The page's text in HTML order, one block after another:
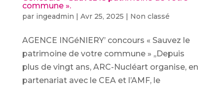
commune ».
par ingeadmin | Avr 25, 2025 | Non classé
AGENCE INGéNIERY’ concours « Sauvez le
patrimoine de votre commune » ,,Depuis
plus de vingt ans, ARC-Nucléart organise, en
partenariat avec le CEA et l’AMF, le